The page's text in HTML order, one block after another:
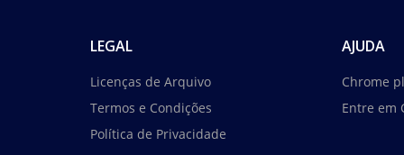
LEGAL
Licenças de Arquivo
Termos e Condições
Política de Privacidade
AJUDA
Chrome
Entre em